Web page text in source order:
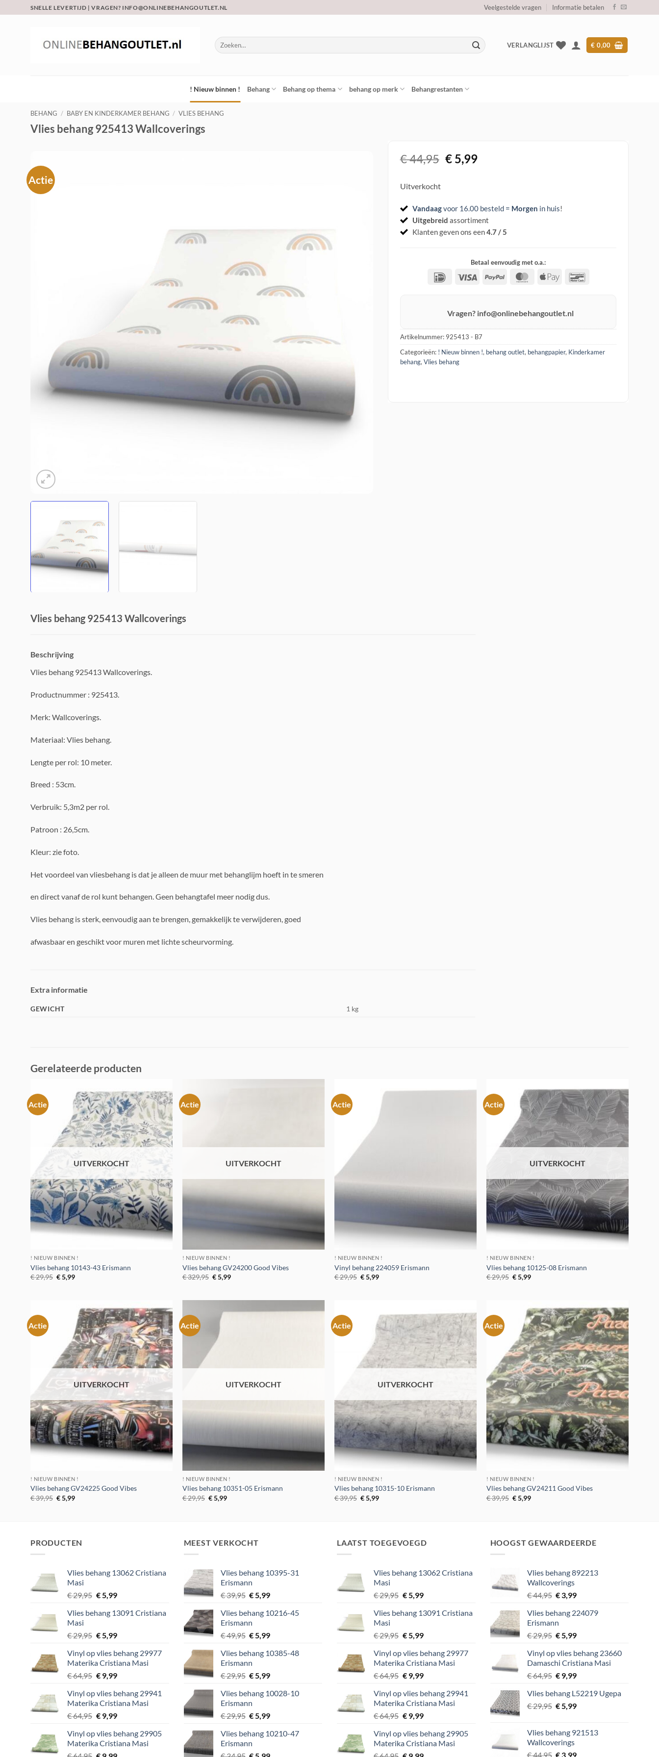
naar
SNELLE LEVERTIJD | VRAGEN? INFO@ONLINEBEHANGOUTLET.NL Veelgestelde vragen Informatie betalen
Zoeken
naar:
VERLANGLIJST € 0,00
! Nieuw binnen ! Behang Behang op thema behang op merk Behangrestanten
BEHANG / BABY EN KINDERKAMER BEHANG / VLIES BEHANG
Vlies behang 925413 Wallcoverings
Actie
€44,95 Oorspronkelijke
prijs
€5,99Huidige
Uitverkocht
Vandaagvoor 16.00 besteld = Morgen in huis!
Uitgebreid assortiment
Klanten geven ons een4.7 / 5
Betaal eenvoudig met o.a.:
IDeal Visa PayPal MasterCard
Apple
Vragen? info@onlinebehangoutlet.nl
Artikelnummer: 925413 - B7
Categorieën: ! Nieuw binnen !, behang outlet, behangpapier, Kinderkamer
behang,Vlies behang
Vlies behang 925413 Wallcoverings
Beschrijving
Vlies behang 925413 Wallcoverings.
Productnummer : 925413.
Merk: Wallcoverings.
Materiaal: Vlies behang.
Lengte per rol: 10 meter.
Breed : 53cm.
Verbruik: 5,3m2 per rol.
Patroon : 26,5cm.
Kleur: zie foto.
Het voordeel van vliesbehang is dat je alleen de muur met behanglijm hoeft in te smeren
en direct vanaf de rol kunt behangen. Geen behangtafel meer nodig dus.
Vlies behang is sterk, eenvoudig aan te brengen, gemakkelijk te verwijderen, goed
afwasbaar en geschikt voor muren met lichte scheurvorming.
Extra informatie
GEWICHT 1 kg
Gerelateerde producten
Actie
Toevoegen
aan
verlanglijst
UITVERKOCHT
! NIEUW BINNEN !
Vlies behang 10143-43 Erismann
€29,95 Oorspronkelijke
prijs
€5,99Huidige
Actie
UITVERKOCHT
! NIEUW BINNEN !
Vlies behang GV24200 Good Vibes
€329,95 Oorspronkelijke
prijs
€5,99Huidige
Actie
! NIEUW BINNEN !
Vinyl behang 224059 Erismann
€29,95 Oorspronkelijke
prijs
€5,99Huidige
Actie
Toevoegen
aan
verlanglijst
UITVERKOCHT
! NIEUW BINNEN !
Vlies behang 10125-08 Erismann
€29,95 Oorspronkelijke
prijs
€5,99Huidige
Actie
Toevoegen
aan
verlanglijst
UITVERKOCHT
! NIEUW BINNEN !
Vlies behang GV24225 Good Vibes
€39,95 Oorspronkelijke
prijs
€5,99Huidige
Actie
UITVERKOCHT
! NIEUW BINNEN !
Vlies behang 10351-05 Erismann
€29,95 Oorspronkelijke
prijs
€5,99Huidige
Actie
Toevoegen
aan
verlanglijst
UITVERKOCHT
! NIEUW BINNEN !
Vlies behang 10315-10 Erismann
€39,95 Oorspronkelijke
prijs
€5,99Huidige
Actie
Toevoegen
aan
verlanglijst
! NIEUW BINNEN !
Vlies behang GV24211 Good Vibes
€39,95 Oorspronkelijke
prijs
€5,99Huidige
PRODUCTEN
Vlies behang 13062 Cristiana
Masi
€29,95 Oorspronkelijke
was:
€5,99Huidige
is:
Vlies behang 13091 Cristiana
Masi
€29,95 Oorspronkelijke
was:
€ 29,95.
€5,99Huidige
is:
€ 5,99.
Vinyl op vlies behang 29977
Materika Cristiana Masi
€64,95 Oorspronkelijke
was:
€ 64,95.
€9,99Huidige
is:
€ 9,99.
Vinyl op vlies behang 29941
Materika Cristiana Masi
€64,95 Oorspronkelijke
was:
€ 64,95.
€9,99Huidige
is:
€ 9,99.
Vinyl op vlies behang 29905
Materika Cristiana Masi
MEEST VERKOCHT
Vlies behang 10395-31
Erismann
€39,95 Oorspronkelijke
was:
€ 39,95.
€5,99Huidige
is:
Vlies behang 10216-45
Erismann
€49,95 Oorspronkelijke
was:
€ 49,95.
€5,99Huidige
is:
Vlies behang 10385-48
Erismann
€29,95 Oorspronkelijke
was:
€ 29,95.
€5,99Huidige
is:
Vlies behang 10028-10
Erismann
€29,95 Oorspronkelijke
was:
€ 29,95.
€5,99Huidige
is:
Vlies behang 10210-47
Erismann
LAATST TOEGEVOEGD
Vlies behang 13062 Cristiana
Masi
€29,95 Oorspronkelijke
was:
€5,99Huidige
is:
Vlies behang 13091 Cristiana
Masi
€29,95 Oorspronkelijke
was:
€ 29,95.
€5,99Huidige
is:
€ 5,99.
Vinyl op vlies behang 29977
Materika Cristiana Masi
€64,95 Oorspronkelijke
was:
€ 64,95.
€9,99Huidige
is:
€ 9,99.
Vinyl op vlies behang 29941
Materika Cristiana Masi
€64,95 Oorspronkelijke
was:
€ 64,95.
€9,99Huidige
is:
€ 9,99.
Vinyl op vlies behang 29905
Materika Cristiana Masi
HOOGST GEWAARDEERDE
Vlies behang 892213
Wallcoverings
€44,95 Oorspronkelijke
was:
€ 44,95.
€ 3,99Huidige
is:
Vlies behang 224079
Erismann
€29,95 Oorspronkelijke
was:
€ 29,95.
€5,99Huidige
is:
€ 5,99.
Vinyl op vlies behang 23660
Damaschi Cristiana Masi
€64,95 Oorspronkelijke
was:
€ 64,95.
€ 9,99Huidige
is:
€ 9,99.
Vlies behang L52219 Ugepa
€29,95 Oorspronkelijke
€ 29,95.
€5,99Huidige
€ 5,99.
Vlies behang 921513
Wallcoverings
€44,95 Oorspronkelijke
€ 3,99Huidige